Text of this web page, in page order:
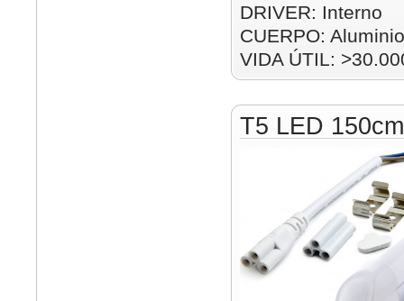
DRIVER: Interno
CUERPO: Aluminio
VIDA ÚTIL:
T5 LED